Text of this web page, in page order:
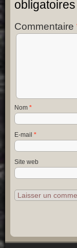
Commentaire
Nom *
E-mail *
Site web